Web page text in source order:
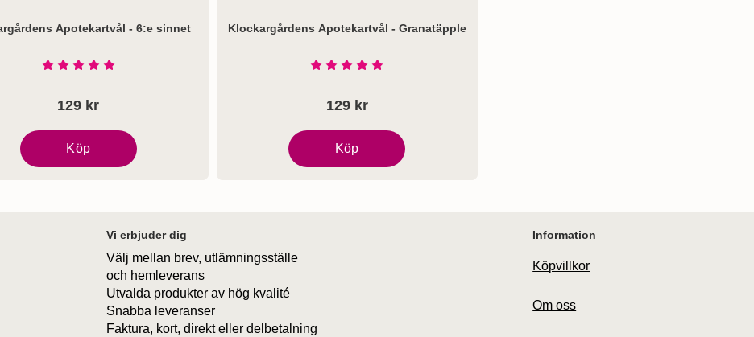
Apotekartvål - 6:e sinnet
Betyg: 5 Stjärnor av 5
129 kr
Köp
Klockargårdens Apotekartvål - 6:e sinnet
Klockargårdens Apotekartvål - Granatäpple
Betyg: 5 Stjärnor av 5
129 kr
Köp
Klockargårdens Apotekartvål - Granatäpple
Vi erbjuder dig
Välj mellan brev, utlämningsställe
och hemleverans
Utvalda produkter av hög kvalité
Snabba leveranser
Faktura, kort, direkt eller delbetalning
Information
Köpvillkor
Om oss